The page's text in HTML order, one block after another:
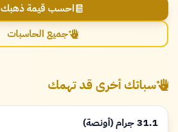
احسب قيمة ذهبك
جميع الحاسبات
سبائك أخرى قد تهمك
31.1 جرام (أونصة)